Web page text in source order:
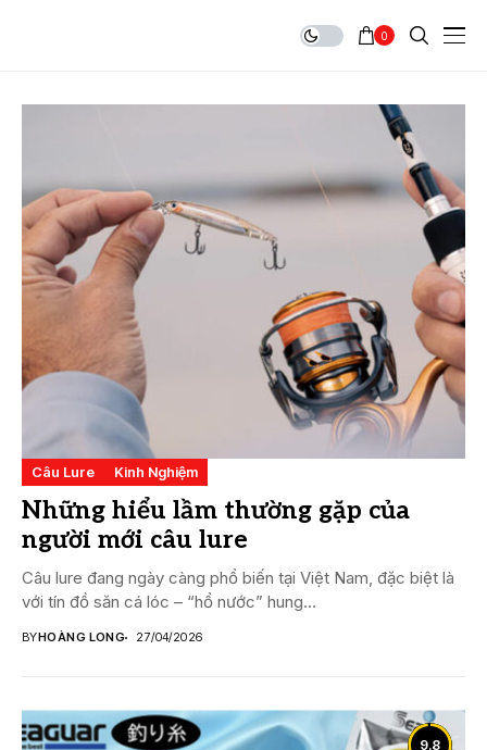
0
Câu Lure Kinh Nghiệm
Những hiểu lầm thường gặp của
người mới câu lure
Câu lure đang ngày càng phổ biến tại Việt Nam, đặc biệt là
với tín đồ săn cá lóc – “hổ nước” hung...
BYHOÀNG LONG 27/04/2026
9.8